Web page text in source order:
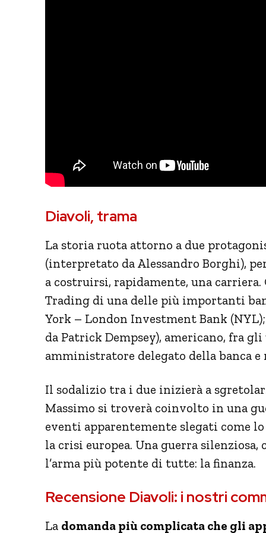
Diavoli, trama
La storia ruota attorno a due
(interpretato da Alessandro Borghi),
a costruirsi, rapidamente, una
Trading di una delle più importanti
York – London Investment Bank
da Patrick Dempsey), americano, fra
amministratore delegato della banca e
Il sodalizio tra i due inizierà a
Massimo si troverà coinvolto in una
eventi apparentemente slegati come
la crisi europea. Una guerra
l’arma più potente di tutte: la finanza.
Recensione Diavoli: i nostri
La domanda più complicata che gli